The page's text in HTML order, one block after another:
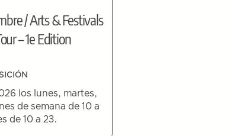
/ Arts & Festivals
– 1e Edition
los lunes, martes,
de semana de 10 a
de 10 a 23.